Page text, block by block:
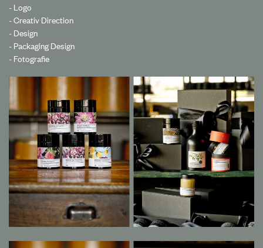
- Logo
- Creativ Direction
- Design
- Packaging Design
- Fotografie